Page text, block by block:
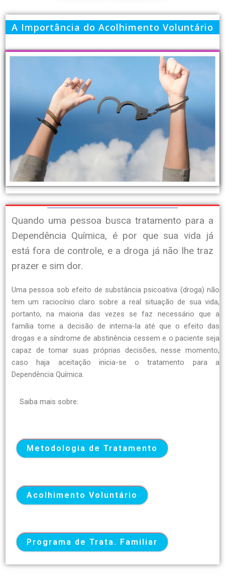
A Importância do Acolhimento Voluntário
Quando uma pessoa busca tratamento para a
Dependência Química, é por que sua vida já
está fora de controle, e a droga já não lhe traz
prazer e sim dor.
Uma pessoa sob efeito de substância psicoativa (droga) não
tem um raciocínio claro sobre a real situação de sua vida,
portanto, na maioria das vezes se faz necessário que a
família tome a decisão de interna-la até que o efeito das
drogas e a síndrome de abstinência cessem e o paciente seja
capaz de tomar suas próprias decisões, nesse momento,
caso haja aceitação inicia-se o tratamento para a
Dependência Química.
Saiba mais sobre:
Metodologia de Tratamento
Acolhimento Voluntário
Programa de Trata. Familiar